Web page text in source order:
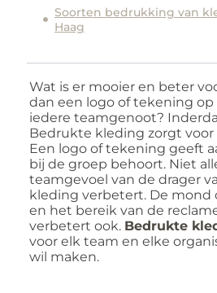
Soorten bedrukking van
Haag
Wat is er mooier en beter
dan een logo of tekening
iedere teamgenoot?
Bedrukte kleding zorgt voor
Een logo of tekening geeft
bij de groep behoort. Niet
teamgevoel van de drager
kleding verbetert. De mond
en het bereik van de
verbetert ook. Bedrukte
voor elk team en elke
wil maken.